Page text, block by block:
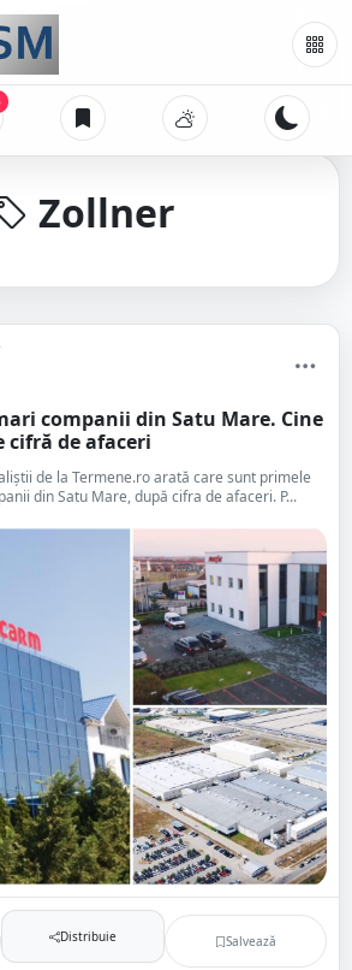
Zollner
companii din Satu Mare. Cine
cifră de afaceri
de la Termene.ro arată care sunt primele
din Satu Mare, după cifra de afaceri. P...
Distribuie Salvează